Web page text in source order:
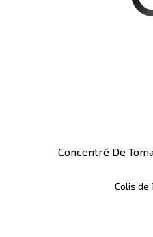
Concentré De
Colis de